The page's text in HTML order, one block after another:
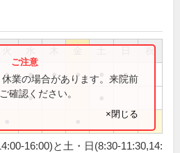
祝
● ● ● ● ●
●
業の場合があります。来院前
確認ください。
×閉じる
16:00)と土・日(8:30-11:30,14: